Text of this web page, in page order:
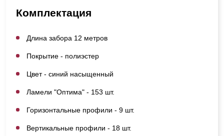
Комплектация
Длина забора 12 метров
Покрытие - полиэстер
Цвет - синий насыщенный
Ламели "Оптима" - 153 шт.
Горизонтальные профили - 9 шт.
Вертикальные профили - 18 шт.